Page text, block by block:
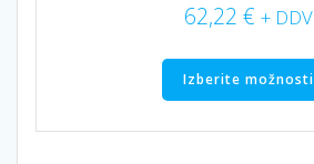
62,22 € + DDV
Izberite možnosti